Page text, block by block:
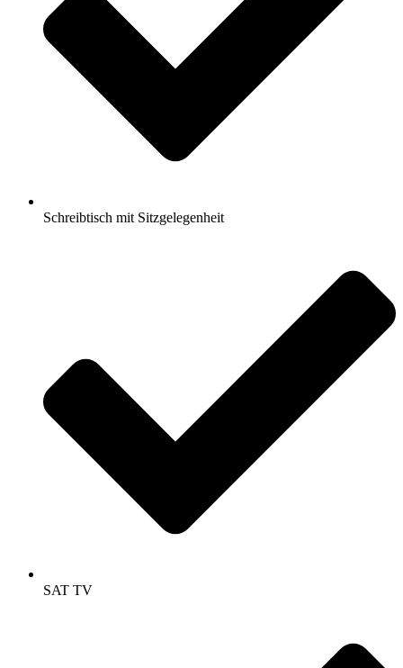
Schreibtisch mit Sitzgelegenheit
SAT TV